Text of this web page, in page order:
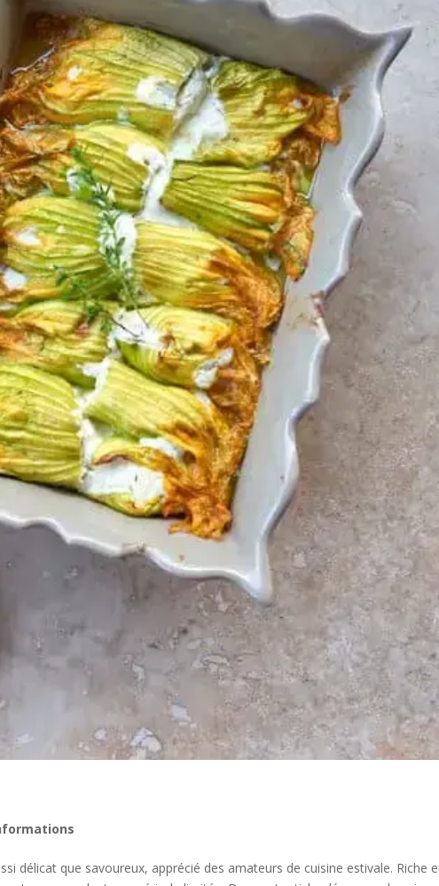
délicat que savoureux, apprécié des amateurs de cuisine estivale. Riche